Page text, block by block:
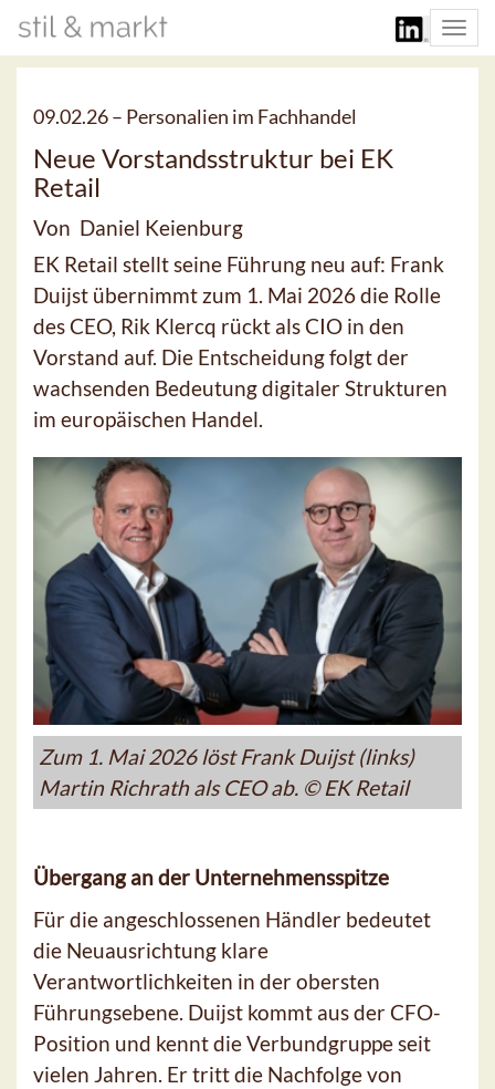
09.02.26 – Personalien im Fachhandel
Neue Vorstandsstruktur bei EK
Retail
Von Daniel Keienburg
EK Retail stellt seine Führung neu auf: Frank
Duijst übernimmt zum 1. Mai 2026 die Rolle
des CEO, Rik Klercq rückt als CIO in den
Vorstand auf. Die Entscheidung folgt der
wachsenden Bedeutung digitaler Strukturen
im europäischen Handel.
Zum 1. Mai 2026 löst Frank Duijst (links)
Martin Richrath als CEO ab. © EK Retail
Übergang an der Unternehmensspitze
Für die angeschlossenen Händler bedeutet
die Neuausrichtung klare
Verantwortlichkeiten in der obersten
Führungsebene. Duijst kommt aus der CFO-
Position und kennt die Verbundgruppe seit
vielen Jahren. Er tritt die Nachfolge von